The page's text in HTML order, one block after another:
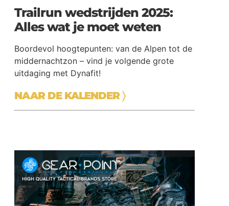
Trailrun wedstrijden 2025:
Alles wat je moet weten
Boordevol hoogtepunten: van de Alpen tot de
middernachtzon – vind je volgende grote
uitdaging met Dynafit!
NAAR DE KALENDER〉